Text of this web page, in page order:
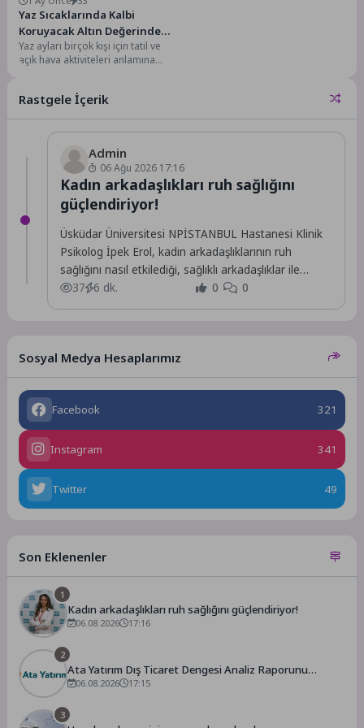
Yaz Sıcaklarında Kalbi
Koruyacak Altın Değerinde
Öneriler
Yaz ayları birçok kişi için tatil ve
açık hava aktiviteleri anlamına
Rastgele İçerik
Admin
06 Ağu 2026 17:16
Kadın arkadaşlıkları ruh sağlığını
güçlendiriyor!
Üsküdar Üniversitesi NPİSTANBUL Hastanesi Klinik
Psikolog İpek Erol, kadın arkadaşlıklarının ruh
sağlığını nasıl etkilediği, sağlıklı arkadaşlıklar ile
sağlıksız ilişkilerin ve...
37 6 dk. 0 0
Sosyal Medya Hesaplarımız
Facebook 321
Instagram 341
Twitter 49
Son Eklenenler
1
Kadın arkadaşlıkları ruh sağlığını güçlendiriyor!
06.08.2026 17:16
2
Ata Yatırım Dış Ticaret Dengesi Analiz Raporunu
Yayımladı
06.08.2026 17:15
3